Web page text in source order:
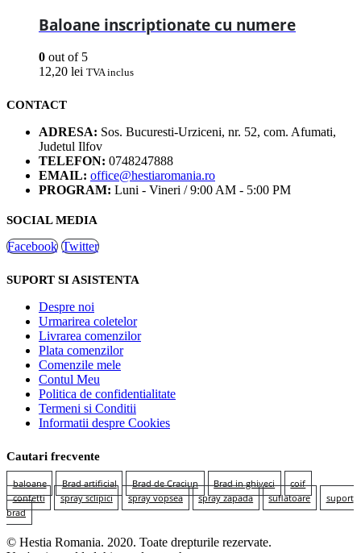
Baloane inscriptionate cu numere
0 out of 5
12,20 lei TVA inclus
CONTACT
ADRESA: Sos. Bucuresti-Urziceni, nr. 52, com. Afumati,
Judetul Ilfov
TELEFON: 0748247888
EMAIL: office@hestiaromania.ro
PROGRAM: Luni - Vineri / 9:00 AM - 5:00 PM
SOCIAL MEDIA
Facebook Twitter
SUPORT SI ASISTENTA
Despre noi
Urmarirea coletelor
Livrarea comenzilor
Plata comenzilor
Comenzile mele
Contul Meu
Politica de confidentialitate
Termeni si Conditii
Informatii despre Cookies
Cautari frecvente
baloane Brad artificial Brad de Craciun Brad in ghiveci
coif
confetti
spray sclipici spray vopsea spray zapada suflatoare
suport
brad
© Hestia Romania. 2020. Toate drepturile rezervate.